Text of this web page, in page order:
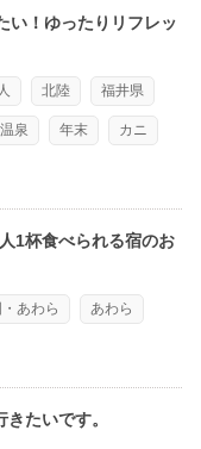
い！ゆったりリフレッ
北陸 福井県
泉 年末 カニ
1杯食べられる宿のお
・あわら あわら
たいです。